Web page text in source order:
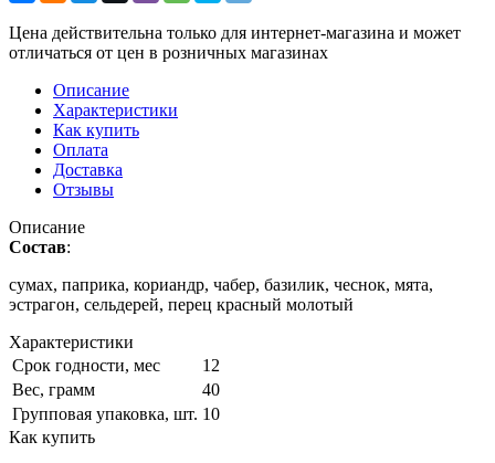
Цена действительна только для интернет-магазина и может
отличаться от цен в розничных магазинах
Описание
Характеристики
Как купить
Оплата
Доставка
Отзывы
Описание
Состав:
сумах, паприка, кориандр, чабер, базилик, чеснок, мята,
эстрагон, сельдерей, перец красный молотый
Характеристики
Срок годности, мес
12
Вес, грамм
40
Групповая упаковка, шт. 10
Как купить